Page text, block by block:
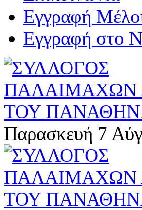
Εγγραφή
Εγγραφή στο
Παρασκευή 7